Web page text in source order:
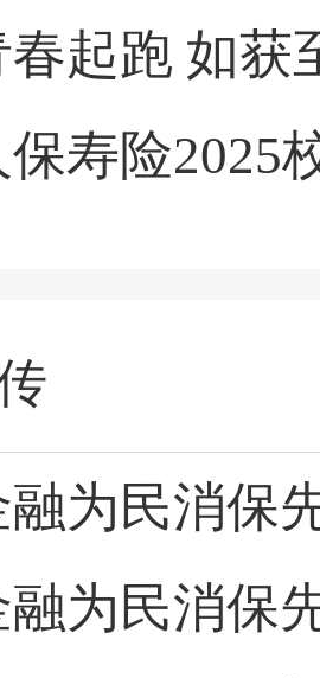
起跑 如获
保寿险2025
融为民消保
融为民消保